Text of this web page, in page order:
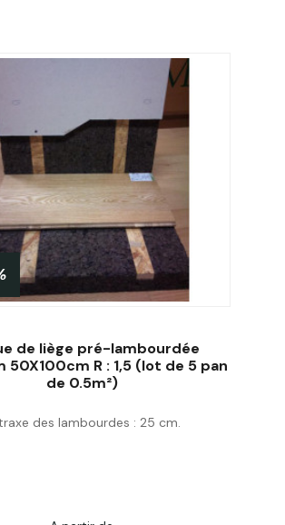
de liège pré-lambourdée
50X100cm R : 1,5 (lot de 5 pan
de 0.5m²)
des lambourdes : 25 cm.